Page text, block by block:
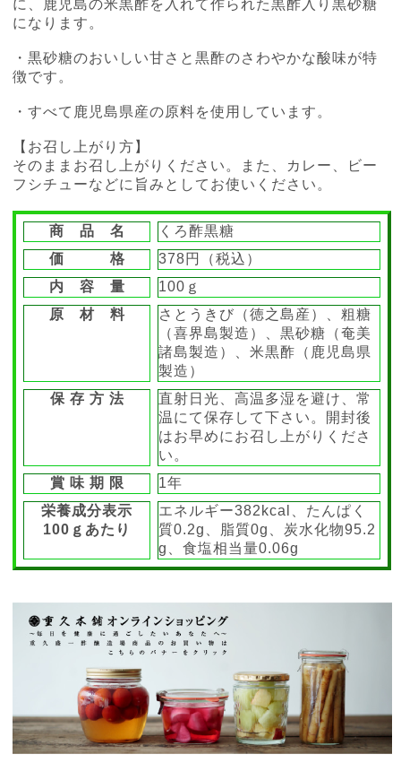
に、鹿児島の米黒酢を入れて作られた黒酢入り黒砂糖
になります。
・黒砂糖のおいしい甘さと黒酢のさわやかな酸味が特
徴です。
・すべて鹿児島県産の原料を使用しています。
【お召し上がり方】
そのままお召し上がりください。また、カレー、ビー
フシチューなどに旨みとしてお使いください。
商 品 名
くろ酢黒糖
価 格
378円（税込）
内 容 量
100ｇ
原 材 料
さとうきび（徳之島産）、粗糖
（喜界島製造）、黒砂糖（奄美
諸島製造）、米黒酢（鹿児島県
製造）
保 存 方 法
直射日光、高温多湿を避け、常
温にて保存して下さい。開封後
はお早めにお召し上がりくださ
い。
賞 味 期 限
1年
栄養成分表示
100ｇあたり
エネルギー382kcal、たんぱく
質0.2g、脂質0g、炭水化物95.2
g、食塩相当量0.06g